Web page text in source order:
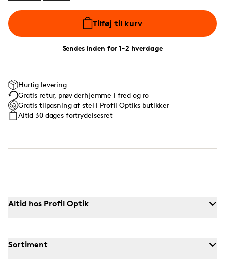
Tilføj til kurv
Sendes inden for 1-2 hverdage
Hurtig levering
Gratis retur, prøv derhjemme i fred og ro
Gratis tilpasning af stel i Profil Optiks butikker
Altid 30 dages fortrydelsesret
Altid hos Profil Optik
Sortiment